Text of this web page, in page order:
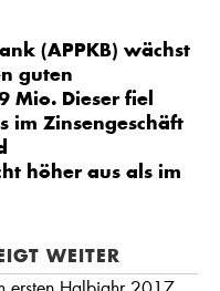
(APPKB) wächst
guten
Mio. Dieser fiel
im Zinsengeschäft
höher aus als im
WEITER